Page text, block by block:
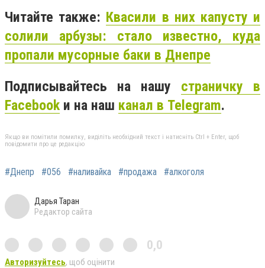
Читайте также: Квасили в них капусту и
солили арбузы: стало известно, куда
пропали мусорные баки в Днепре
Подписывайтесь на нашу страничку в
Facebook и на наш канал в Telegram.
Якщо ви помітили помилку, виділіть необхідний текст і натисніть Ctrl + Enter, щоб
повідомити про це редакцію
#Днепр #056 #наливайка #продажа #алкоголя
Дарья Таран
Редактор сайта
0,0
Авторизуйтесь, щоб оцінити